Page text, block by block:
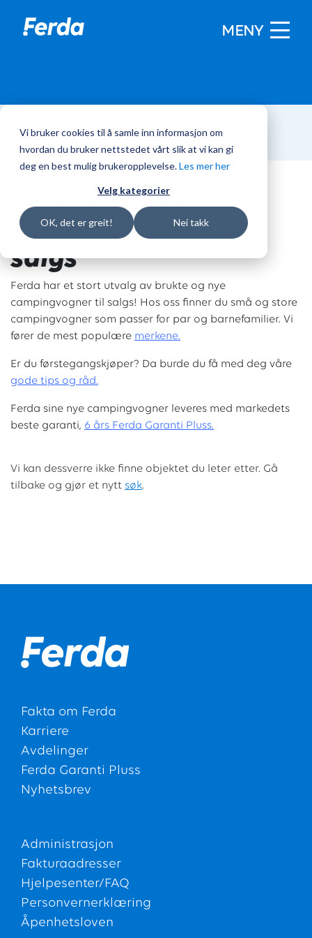
Vi bruker cookies til å samle inn informasjon om
hvordan du bruker nettstedet vårt slik at vi kan gi
deg en best mulig brukeropplevelse.Les mer her
Velg kategorier
OK, det er greit! Nei takk
MENY
Hjem/Campingvogner
Brukte og nye
campingvogner til
salgs
Ferda har et stort utvalg av brukte og nye
campingvogner til salgs! Hos oss finner du små og store
campingvogner som passer for par og barnefamilier. Vi
fører de mest populære merkene.
Er du førstegangskjøper? Da burde du få med deg våre
gode tips og råd.
Ferda sine nye campingvogner leveres med markedets
beste garanti, 6 års Ferda Garanti Pluss.
Vi kan dessverre ikke finne objektet du leter etter. Gå
tilbake og gjør et nytt søk.
Fakta om Ferda
Karriere
Avdelinger
Ferda Garanti Pluss
Nyhetsbrev
Administrasjon
Fakturaadresser
Hjelpesenter/FAQ
Personvernerklæring
Åpenhetsloven